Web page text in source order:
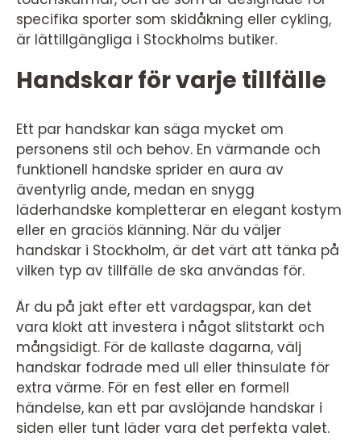
specifika sporter som skidåkning eller cykling,
är lättillgängliga i Stockholms butiker.
Handskar för varje tillfälle
Ett par handskar kan säga mycket om
personens stil och behov. En värmande och
funktionell handske sprider en aura av
äventyrlig ande, medan en snygg
läderhandske kompletterar en elegant kostym
eller en graciös klänning. När du väljer
handskar i Stockholm, är det värt att tänka på
vilken typ av tillfälle de ska användas för.
Är du på jakt efter ett vardagspar, kan det
vara klokt att investera i något slitstarkt och
mångsidigt. För de kallaste dagarna, välj
handskar fodrade med ull eller thinsulate för
extra värme. För en fest eller en formell
händelse, kan ett par avslöjande handskar i
siden eller tunt läder vara det perfekta valet.